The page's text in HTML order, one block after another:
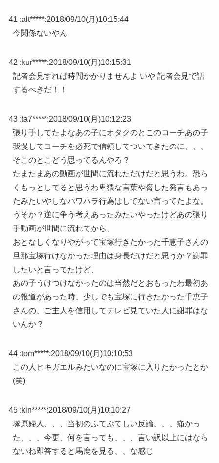
41 :alt*****:2018/09/10(月)10:15:44
今関係ないやん
42 :kur*****:2018/09/10(月)10:15:31
記者会見すれば時間かかりませんよ いや 記者会見で話
するべきだ！！
43 :ta7*****:2018/09/10(月)10:12:23
張り手してたよなあの子にオタクのとこのコーチあの子
我慢してコーチを必死で信頼してついてきたのに、、、
そこのとこどう思ってるんやろ？
たまたまあの動画が世間に流れただけだと思うわ。恐ら
くもっとしてると思うわ卑猥な言葉や脅した発言もあっ
たみたいやしなパワハラ行為はしてない言ってたよな。
うそか？逆に争う考えあったみたいやったけどあの張り
手動画が世間に流れてから、
おとなしくなりやがって宝塚行きたかった千恵子さんの
旦那宝塚行けなかった理由は身長だけだと思うか？謝罪
したいと言ってたけど、
あの子うけつけなかったのは当然だとおもったわ最初あ
の報道があった時、少しでも宝塚に行きたかった千恵子
さんの、ご主人を信用してテレビ見ていた人に謝罪はな
いんか？
44 :tom*****:2018/09/10(月)10:10:53
この人ヒキガエルみたいなのに宝塚に入りたかったとか
(笑)
45 :kin*****:2018/09/10(月)10:10:27
塚原婦人、、、当初のふてぶてしい反論、、、痛かっ
た、、、今更、何を言っても、、、言い訳以上にはなら
ないね即答すると馬鹿を見る、、な感じ